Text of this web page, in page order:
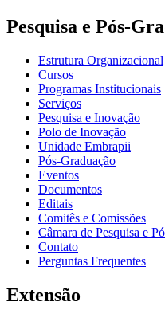
Pesquisa e Pós-
Estrutura Organizacional
Cursos
Programas Institucionais
Serviços
Pesquisa e Inovação
Polo de Inovação
Unidade Embrapii
Pós-Graduação
Eventos
Documentos
Editais
Comitês e Comissões
Câmara de Pesquisa e
Contato
Perguntas Frequentes
Extensão